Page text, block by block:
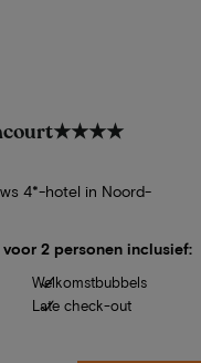
★★★★
4*-hotel in Noord-
2 personen inclusief:
Welkomstbubbels
Late check-out